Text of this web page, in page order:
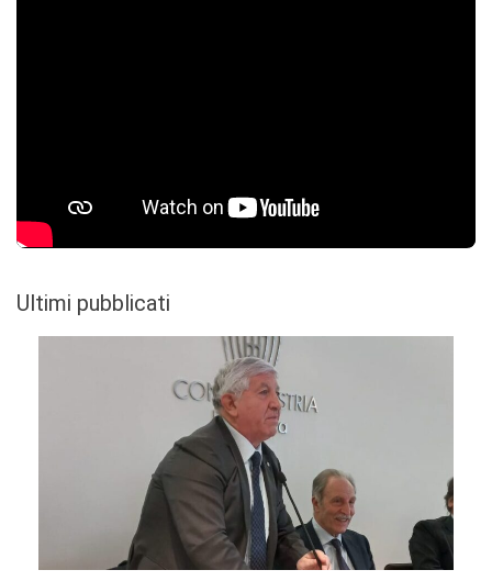
Ultimi pubblicati